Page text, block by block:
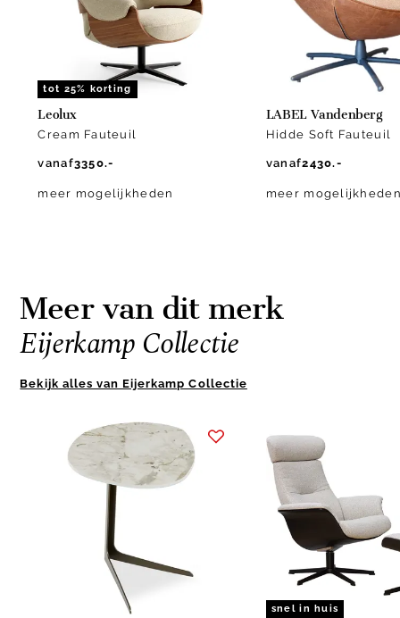
tot 25% korting
Leolux
Cream Fauteuil
vanaf3350.-
meer mogelijkheden
LABEL Vandenberg
Hidde Soft Fauteuil
vanaf2430.-
meer
Meer van dit merk
Eijerkamp Collectie
Bekijk alles van Eijerkamp Collectie
snel in huis